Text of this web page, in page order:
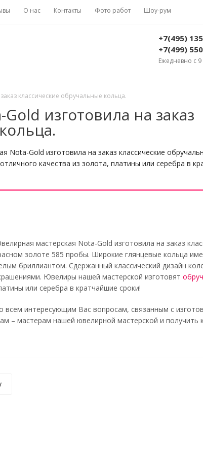
О нас Контакты Фото работ Шоу-рум
+7(495)
+7(499)
Ежедневно с 9
классические обручальные кольца.
изготовила на заказ
Nota-Gold изготовила на заказ классические
качества из золота, платины или серебра в
мастерская Nota-Gold изготовила на заказ
золоте 585 пробы. Широкие глянцевые кольца
бриллиантом. Сдержанный классический дизайн
Ювелиры нашей мастерской изготовят
или серебра в кратчайшие сроки!
всем интересующим Вас вопросам, связанным с
– мастерам нашей ювелирной мастерской и